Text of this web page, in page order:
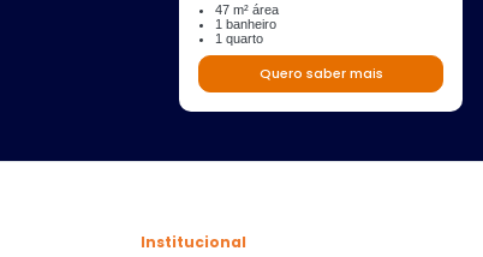
47 m² área
1 banheiro
1 quarto
Quero saber mais
Institucional